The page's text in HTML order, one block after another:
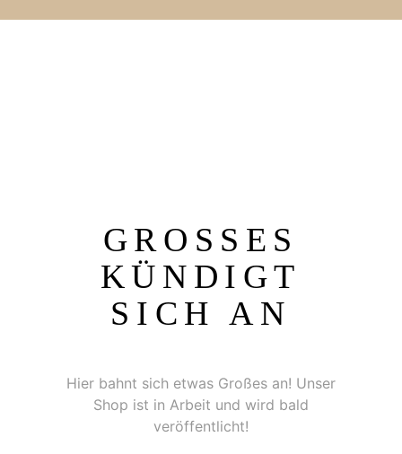
GROSSES K
ÜNDIGT S
ICH AN
Hier bahnt sich etwas Großes an! Unser
Shop ist in Arbeit und wird bald
veröffentlicht!